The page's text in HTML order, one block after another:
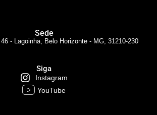
Sede
- Lagoinha, Belo Horizonte - MG, 31210-230
Siga
Instagram
YouTube